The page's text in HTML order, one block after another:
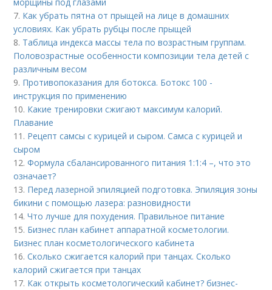
морщины под глазами
7. Как убрать пятна от прыщей на лице в домашних
условиях. Как убрать рубцы после прыщей
8. Таблица индекса массы тела по возрастным группам.
Половозрастные особенности композиции тела детей с
различным весом
9. Противопоказания для ботокса. Ботокс 100 -
инструкция по применению
10. Какие тренировки сжигают максимум калорий.
Плавание
11. Рецепт самсы с курицей и сыром. Самса с курицей и
сыром
12.Формула сбалансированного питания 1:1:4 –, что это
означает?
13. Перед лазерной эпиляцией подготовка. Эпиляция зоны
бикини с помощью лазера: разновидности
14.Что лучше для похудения. Правильное питание
15. Бизнес план кабинет аппаратной косметологии.
Бизнес план косметологического кабинета
16.Сколько сжигается калорий при танцах. Сколько
калорий сжигается при танцах
17. Как открыть косметологический кабинет? бизнес-